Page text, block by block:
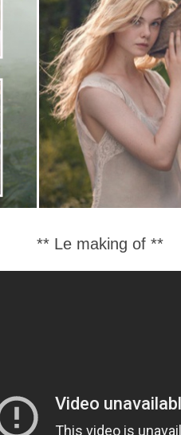
** Le making of **